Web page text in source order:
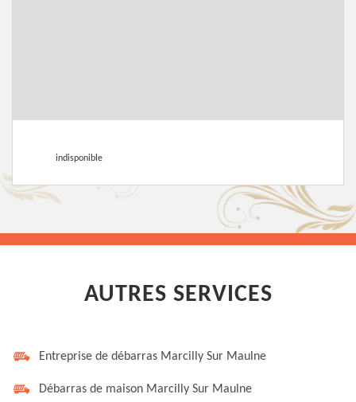
indisponible
AUTRES SERVICES
Entreprise de débarras Marcilly Sur Maulne
Débarras de maison Marcilly Sur Maulne